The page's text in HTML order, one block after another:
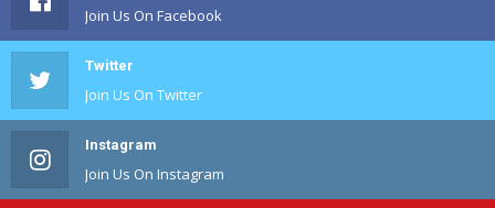
Join Us On Facebook
Twitter
Join Us On Twitter
Instagram
Join Us On Instagram